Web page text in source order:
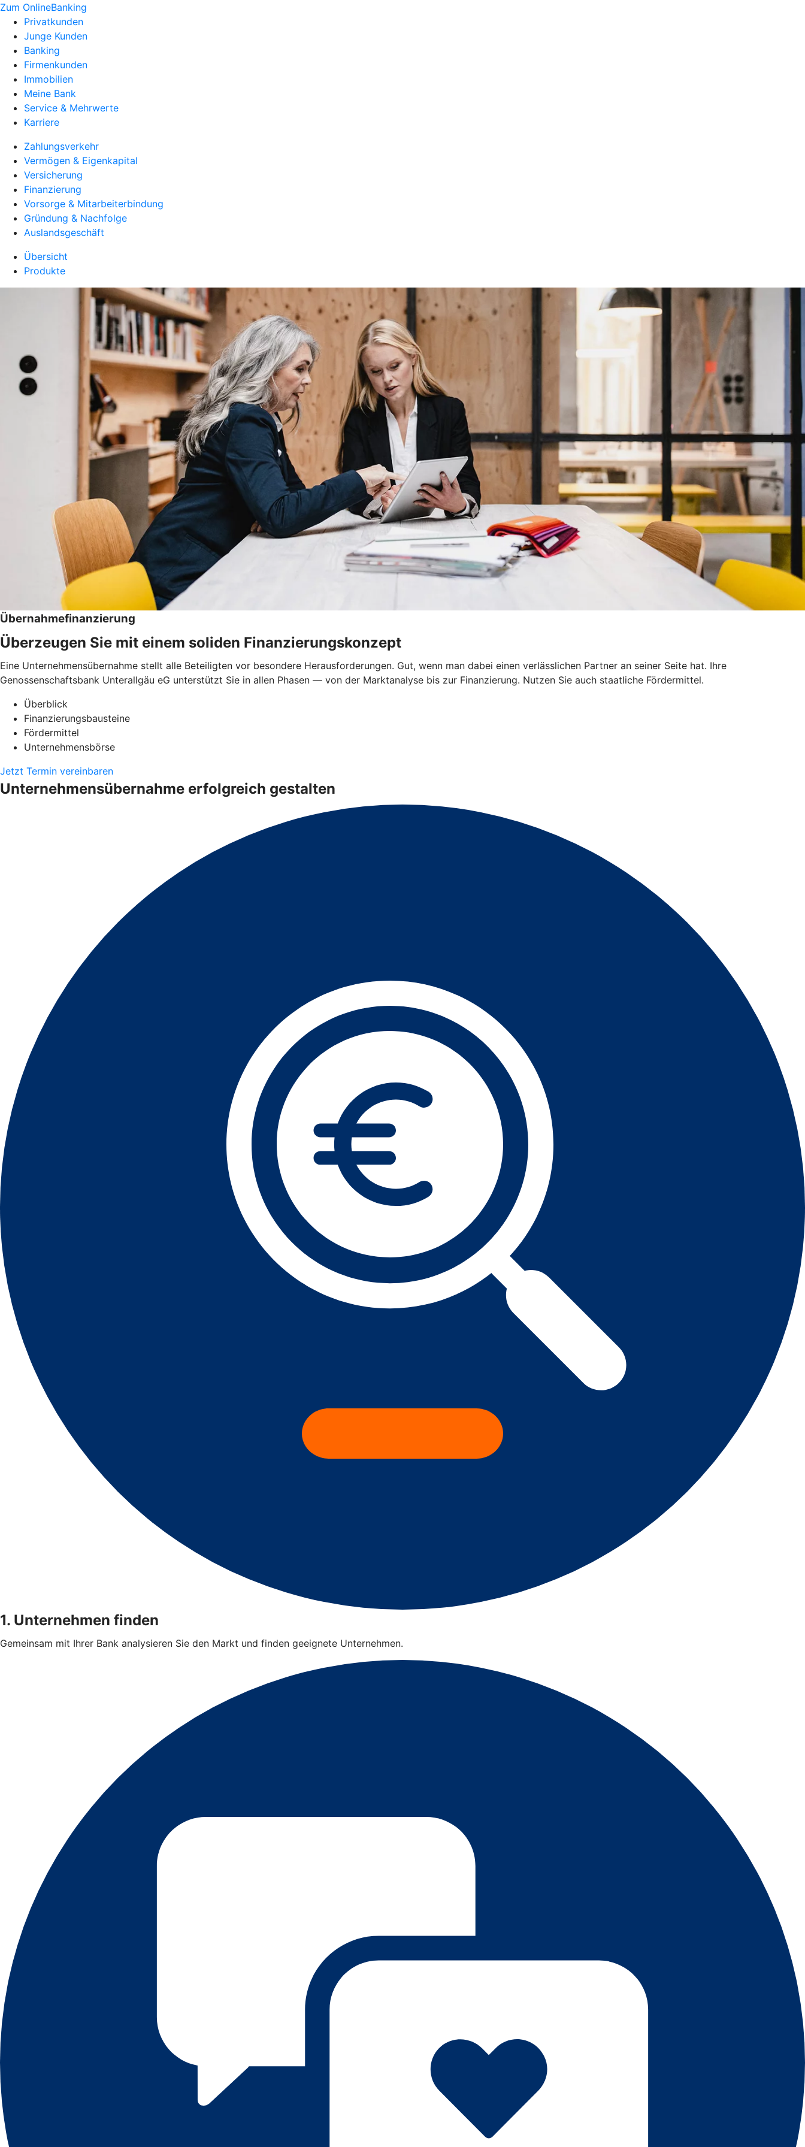
Zum OnlineBanking
Privatkunden
Junge Kunden
Banking
Firmenkunden
Immobilien
Meine Bank
Service & Mehrwerte
Karriere
Zahlungsverkehr
Vermögen & Eigenkapital
Versicherung
Finanzierung
Vorsorge & Mitarbeiterbindung
Gründung & Nachfolge
Auslandsgeschäft
Übersicht
Produkte
Übernahmefinanzierung
Überzeugen Sie mit einem soliden Finanzierungskonzept
Eine Unternehmensübernahme stellt alle Beteiligten vor besondere Herausforderungen. Gut, wenn man dabei einen verlässlichen Partner an seiner Seite hat. Ihre
Genossenschaftsbank Unterallgäu eG unterstützt Sie in allen Phasen — von der Marktanalyse bis zur Finanzierung. Nutzen Sie auch staatliche Fördermittel.
Überblick
Finanzierungsbausteine
Fördermittel
Unternehmensbörse
Jetzt Termin vereinbaren
Unternehmensübernahme erfolgreich gestalten
1. Unternehmen finden
Gemeinsam mit Ihrer Bank analysieren Sie den Markt und finden geeignete Unternehmen.